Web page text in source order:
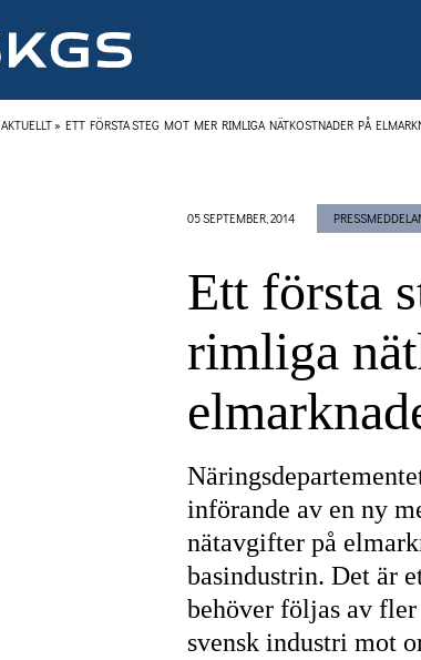
AKTUELLT» ETT FÖRSTA STEG MOT MER RIMLIGA NÄTKOSTNADER PÅ
05 SEPTEMBER, 2014
Ett första
rimliga
införande av en ny
nätavgifter på
basindustrin. Det är
behöver följas av
svensk industri mot